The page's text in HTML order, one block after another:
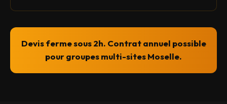
Devis ferme sous 2h. Contrat annuel possible
pour groupes multi-sites Moselle.